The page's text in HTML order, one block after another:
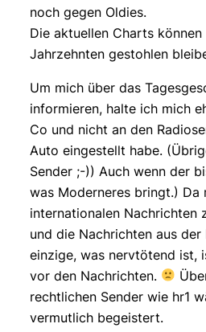
noch gegen Oldies.
Die aktuellen Charts
Jahrzehnten gestohlen
Um mich über das
informieren, halte ich mich
Co und nicht an den
Auto eingestellt habe.
Sender ;-)) Auch wenn der
was Moderneres bringt.) Da
internationalen Nachrichten
und die Nachrichten aus der
einzige, was nervtötend ist,
vor den Nachrichten.
rechtlichen Sender wie hr1
vermutlich begeistert.